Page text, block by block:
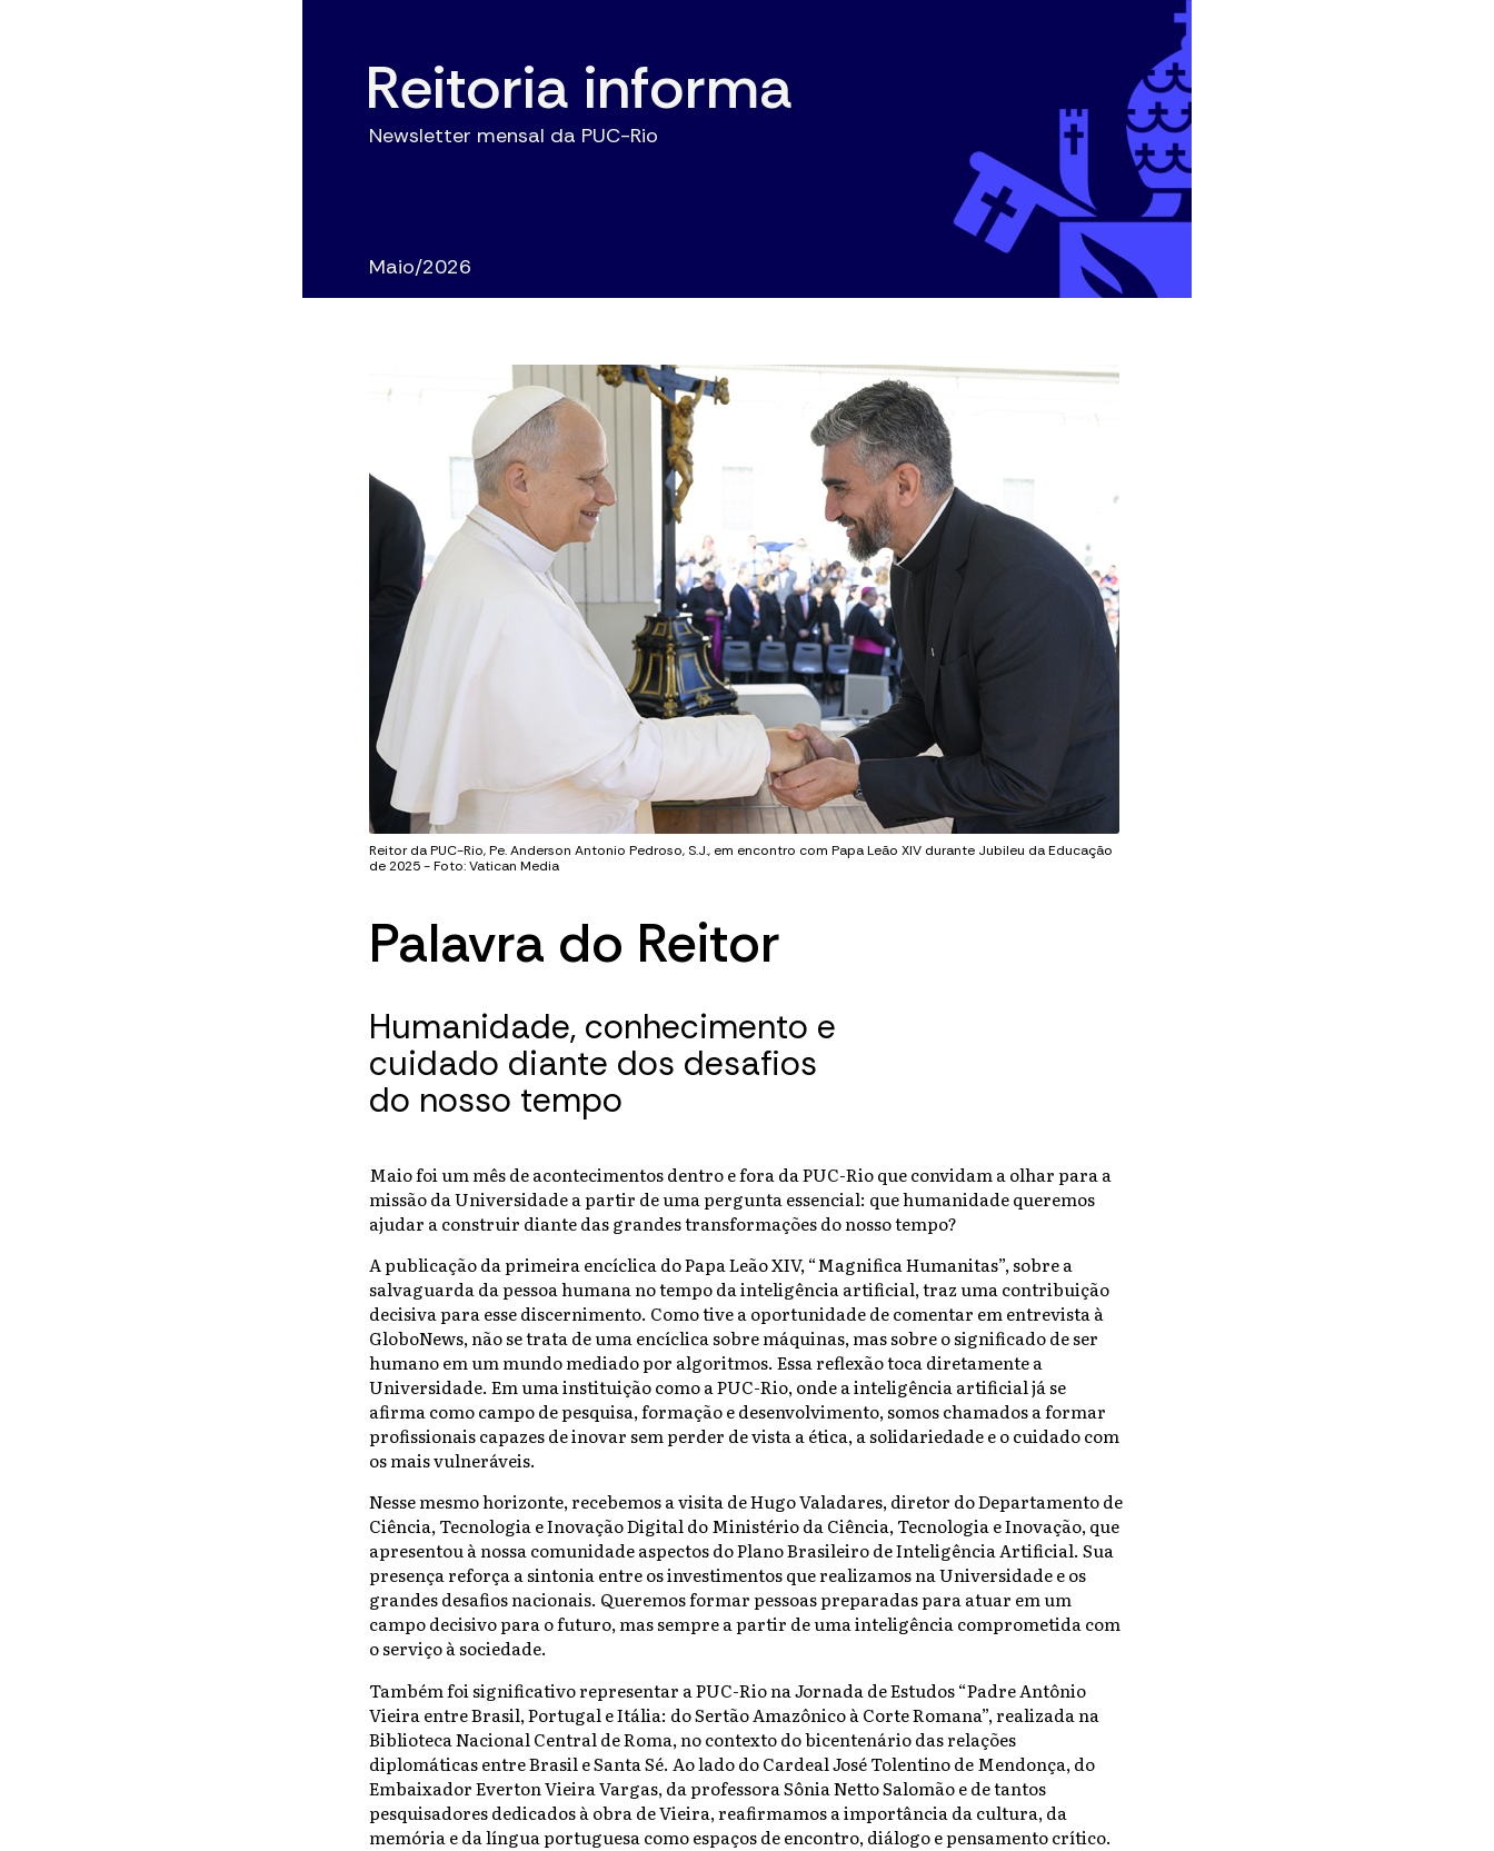
Reitoria informa
Newsletter mensal da PUC-Rio
Maio/2026
Reitor da PUC-Rio, Pe. Anderson Antonio Pedroso, S.J., em encontro com Papa Leão XIV durante Jubileu da Educação
de 2025 - Foto: Vatican Media
Palavra do Reitor
Humanidade, conhecimento e
cuidado diante dos desafios
do nosso tempo
Maio foi um mês de acontecimentos dentro e fora da PUC-Rio que convidam a olhar para a
missão da Universidade a partir de uma pergunta essencial: que humanidade queremos
ajudar a construir diante das grandes transformações do nosso tempo?
A publicação da primeira encíclica do Papa Leão XIV, “Magnifica Humanitas”, sobre a
salvaguarda da pessoa humana no tempo da inteligência artificial, traz uma contribuição
decisiva para esse discernimento. Como tive a oportunidade de comentar em entrevista à
GloboNews, não se trata de uma encíclica sobre máquinas, mas sobre o significado de ser
humano em um mundo mediado por algoritmos. Essa reflexão toca diretamente a
Universidade. Em uma instituição como a PUC-Rio, onde a inteligência artificial já se
afirma como campo de pesquisa, formação e desenvolvimento, somos chamados a formar
profissionais capazes de inovar sem perder de vista a ética, a solidariedade e o cuidado com
os mais vulneráveis.
Nesse mesmo horizonte, recebemos a visita de Hugo Valadares, diretor do Departamento de
Ciência, Tecnologia e Inovação Digital do Ministério da Ciência, Tecnologia e Inovação, que
apresentou à nossa comunidade aspectos do Plano Brasileiro de Inteligência Artificial. Sua
presença reforça a sintonia entre os investimentos que realizamos na Universidade e os
grandes desafios nacionais. Queremos formar pessoas preparadas para atuar em um
campo decisivo para o futuro, mas sempre a partir de uma inteligência comprometida com
o serviço à sociedade.
Também foi significativo representar a PUC-Rio na Jornada de Estudos “Padre Antônio
Vieira entre Brasil, Portugal e Itália: do Sertão Amazônico à Corte Romana”, realizada na
Biblioteca Nacional Central de Roma, no contexto do bicentenário das relações
diplomáticas entre Brasil e Santa Sé. Ao lado do Cardeal José Tolentino de Mendonça, do
Embaixador Everton Vieira Vargas, da professora Sônia Netto Salomão e de tantos
pesquisadores dedicados à obra de Vieira, reafirmamos a importância da cultura, da
memória e da língua portuguesa como espaços de encontro, diálogo e pensamento crítico.